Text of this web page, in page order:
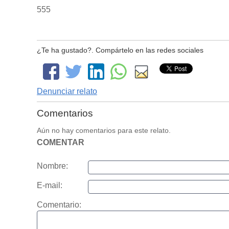
555
¿Te ha gustado?. Compártelo en las redes sociales
Denunciar relato
Comentarios
Aún no hay comentarios para este relato.
COMENTAR
Nombre:
E-mail:
Comentario: